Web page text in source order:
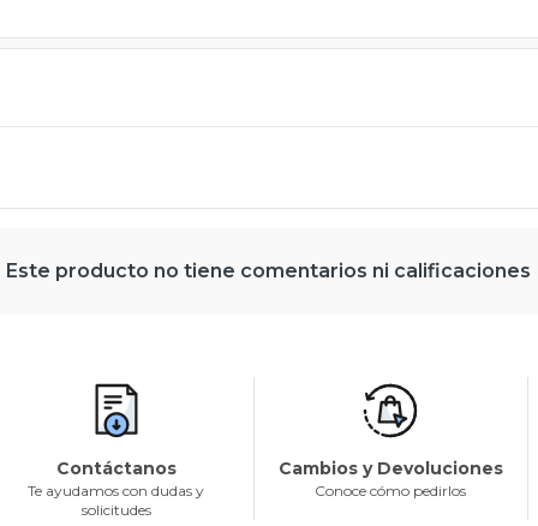
Este producto no tiene comentarios ni calificaciones
Contáctanos
Te ayudamos con dudas y
solicitudes
Cambios y Devoluciones
Conoce cómo pedirlos